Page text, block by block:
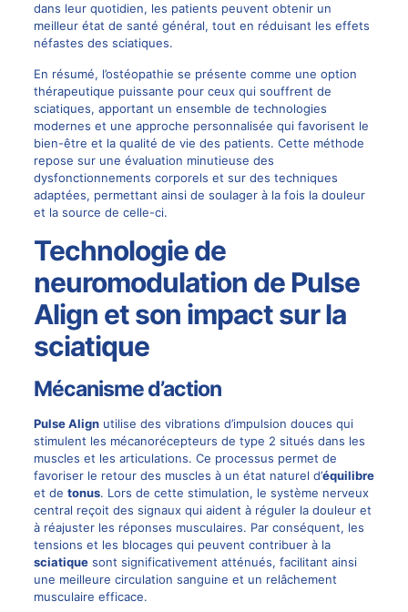
dans leur quotidien, les patients peuvent obtenir un
meilleur état de santé général, tout en réduisant les effets
néfastes des sciatiques.
En résumé, l’ostéopathie se présente comme une option
thérapeutique puissante pour ceux qui souffrent de
sciatiques, apportant un ensemble de technologies
modernes et une approche personnalisée qui favorisent le
bien-être et la qualité de vie des patients. Cette méthode
repose sur une évaluation minutieuse des
dysfonctionnements corporels et sur des techniques
adaptées, permettant ainsi de soulager à la fois la douleur
et la source de celle-ci.
Technologie de
neuromodulation de Pulse
Align et son impact sur la
sciatique
Mécanisme d’action
Pulse Alignutilise des vibrations d’impulsion douces qui
stimulent les mécanorécepteurs de type 2 situés dans les
muscles et les articulations. Ce processus permet de
favoriser le retour des muscles à un état naturel d’équilibre
et de tonus. Lors de cette stimulation, le système nerveux
central reçoit des signaux qui aident à réguler la douleur et
à réajuster les réponses musculaires. Par conséquent, les
tensions et les blocages qui peuvent contribuer à la
sciatiquesont significativement atténués, facilitant ainsi
une meilleure circulation sanguine et un relâchement
musculaire efficace.